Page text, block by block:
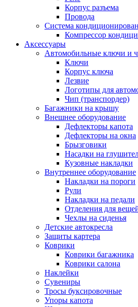
Корпус разъема
Провода
Система
Компрессор
Аксессуары
Автомобильные ключи и
Ключи
Корпус ключа
Лезвие
Логотипы для
Чип (транспордер)
Багажники на крышу
Внешнее оборудование
Дефлекторы капота
Дефлекторы на окна
Брызговики
Насадки на
Кузовные накладки
Внутреннее оборудование
Накладки на пороги
Рули
Накладки на педали
Отделения для
Чехлы на сиденья
Детские автокресла
Защиты картера
Коврики
Коврики багажника
Коврики салона
Наклейки
Сувениры
Тросы буксировочные
Упоры капота